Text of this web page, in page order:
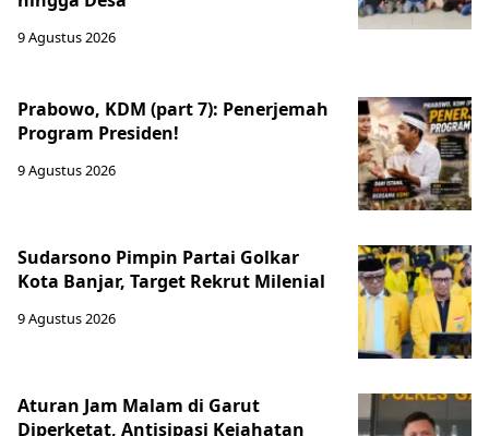
9 Agustus 2026
Prabowo, KDM (part 7): Penerjemah
Program Presiden!
9 Agustus 2026
Sudarsono Pimpin Partai Golkar
Kota Banjar, Target Rekrut Milenial
9 Agustus 2026
Aturan Jam Malam di Garut
Diperketat, Antisipasi Kejahatan